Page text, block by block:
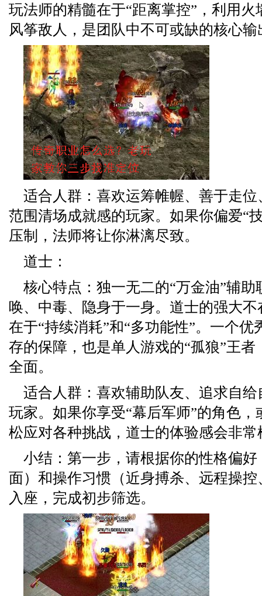
玩法师的精髓在于“距离掌控”，利用
风筝敌人，是团队中不可或缺的核心输
适合人群：喜欢运筹帷幄、善于走
范围清场成就感的玩家。如果你偏爱“
压制，法师将让你淋漓尽致。
道士：
核心特点：独一无二的“万金油”辅
唤、中毒、隐身于一身。道士的强大
在于“持续消耗”和“多功能性”。一个优
存的保障，也是单人游戏的“孤狼”王
全面。
适合人群：喜欢辅助队友、追求自
玩家。如果你享受“幕后军师”的角色
松应对各种挑战，道士的体验感会非常
小结：第一步，请根据你的性格偏
面）和操作习惯（近身搏杀、远程操
入座，完成初步筛选。